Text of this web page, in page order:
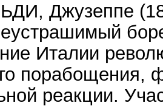
Джузеппе
Италии
порабощения,
реакции.